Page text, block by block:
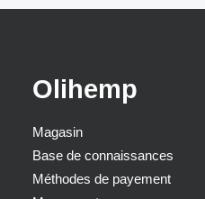
Olihemp
Magasin
Base de connaissances
Méthodes de payement